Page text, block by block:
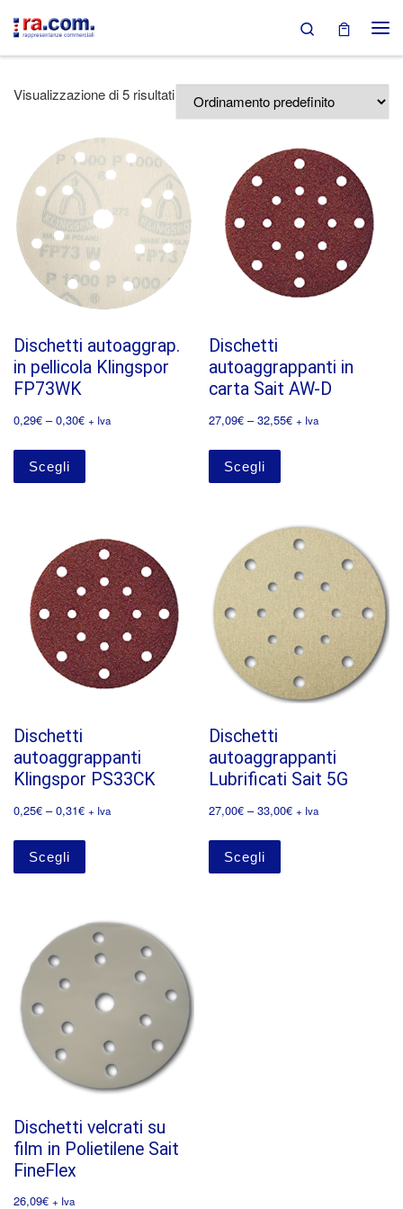
Passa al contenuto Search
Visualizzazione di 5 risultati
Dischetti autoaggrap.
in pellicola Klingspor
FP73WK
0,29€ –0,30€ + Iva
Scegli
Dischetti
autoaggrappanti in
carta Sait AW-D
27,09€ –32,55€ + Iva
Scegli
Dischetti
autoaggrappanti
Klingspor PS33CK
0,25€ –0,31€ + Iva
Scegli
Dischetti
autoaggrappanti
Lubrificati Sait 5G
27,00€ –33,00€ + Iva
Scegli
Dischetti velcrati su
film in Polietilene Sait
FineFlex
26,09€ + Iva